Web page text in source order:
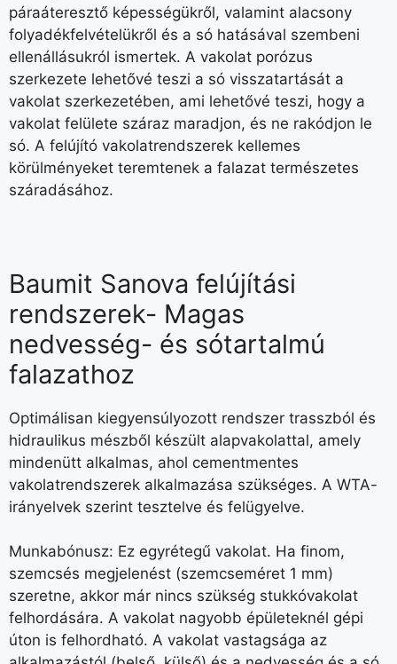
páraáteresztő képességükről, valamint alacsony
folyadékfelvételükről és a só hatásával szembeni
ellenállásukról ismertek. A vakolat porózus
szerkezete lehetővé teszi a só visszatartását a
vakolat szerkezetében, ami lehetővé teszi, hogy a
vakolat felülete száraz maradjon, és ne rakódjon le
só. A felújító vakolatrendszerek kellemes
körülményeket teremtenek a falazat természetes
száradásához.
Baumit Sanova felújítási
rendszerek- Magas
nedvesség- és sótartalmú
falazathoz
Optimálisan kiegyensúlyozott rendszer trasszból és
hidraulikus mészből készült alapvakolattal, amely
mindenütt alkalmas, ahol cementmentes
vakolatrendszerek alkalmazása szükséges. A WTA-
irányelvek szerint tesztelve és felügyelve.
Munkabónusz: Ez egyrétegű vakolat. Ha finom,
szemcsés megjelenést (szemcseméret 1 mm)
szeretne, akkor már nincs szükség stukkóvakolat
felhordására. A vakolat nagyobb épületeknél gépi
úton is felhordható. A vakolat vastagsága az